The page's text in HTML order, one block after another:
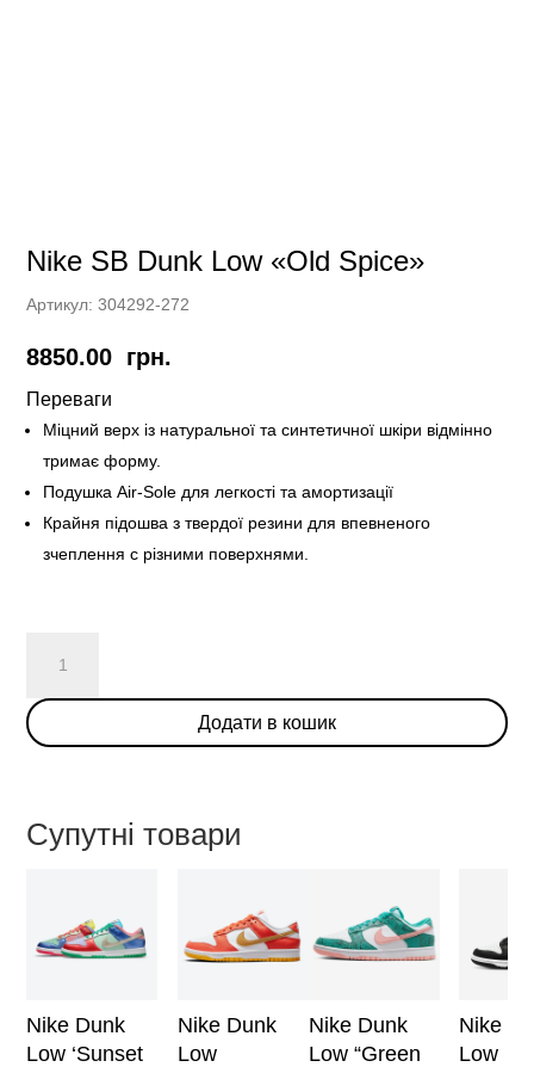
Nike SB Dunk Low «Old Spice»
Артикул:304292-272
8850.00 грн.
Переваги
Міцний верх із натуральної та синтетичної шкіри відмінно
тримає форму.
Подушка Air-Sole для легкості та амортизації
Крайня підошва з твердої резини для впевненого
зчеплення с різними поверхнями.
Dunk
Low
Додати в кошик
Супутні товари
Nike Dunk
Low ‘Sunset
Nike Dunk
Low
Nike Dunk
Low “Green
Nike
Low